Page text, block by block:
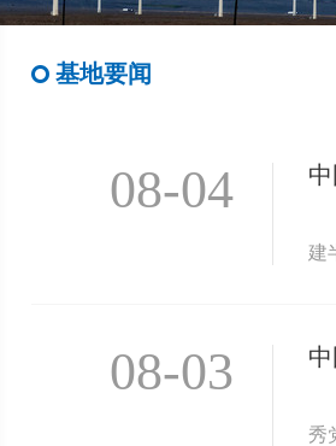
基地要闻
08-04
建
08-03
秀